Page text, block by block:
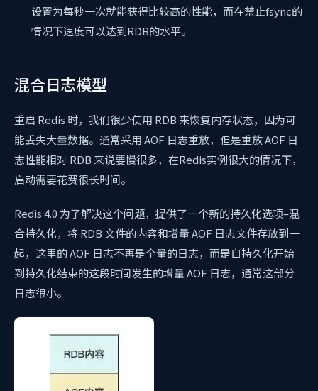
设置为每秒一次就能获得比较高的性能，而在禁止fsync的
情况下速度可以达到RDB的水平。
混合日志模型
重启 Redis 时，我们很少使用 RDB 来恢复内存状态，因为可
能丢失大量数据。通常采用 AOF 日志重放，但是重放 AOF 日
志性能相对 RDB 来说要慢很多，在Redis实例很大的情况下，
启动需要花费很长时间。
Redis 4.0 为了解决这个问题，提供了一个新的持久化选项–混
合持久化，将 RDB 文件的内容和增量 AOF 日志文件存放到一
起，这里的 AOF 日志不再是全量的日志，而是自持久化开始
到持久化结束的这段时间发生的增量 AOF 日志，通常这部分
日志很小。